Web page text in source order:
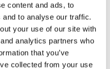
content and ads, to
to analyse our traffic.
your use of our site with
analytics partners who
that you’ve
collected from your use
Lägg till i varukorg
T-shirt Avant barn grön 104-110
cm
90 kr (ex. moms)